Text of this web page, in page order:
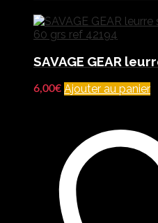
SAVAGE GEAR
6,00€ Ajouter au panier